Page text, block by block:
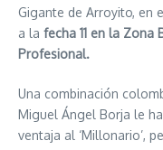
Gigante de Arroyito, en
a la fecha 11 en la Zona
Profesional.
Una combinación
Miguel Ángel Borja le
ventaja al ‘Millonario’,